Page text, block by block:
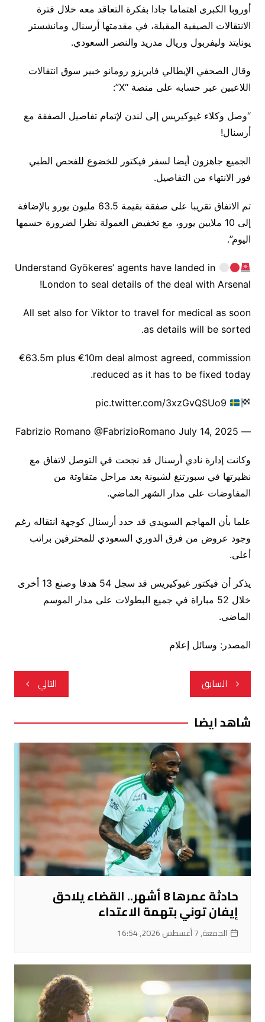
أوروبا الكبرى اهتماما جادا بفكرة التعاقد معه خلال فترة
الانتقالات الصيفية المقبلة، في مقدمتها أرسنال ومانشستر
يونايتد وليفربول وريال مدريد والنصر السعودي.
وقال الصحفي الإيطالي فابريزو رومانو خبير سوق انتقالات
اللاعبين عبر حسابه على منصة “X”:
“وصل وكلاء غيوكيريس إلى لندن لإتمام تفاصيل الصفقة مع
أرسنال!
الجميع جاهزون أيضا لسفر فيكتور للخضوع للفحص الطبي
فور الانتهاء من التفاصيل.
تم الاتفاق تقريبا على صفقة بقيمة 63.5 مليون يورو بالإضافة
إلى 10 ملايين يورو، مع تخفيض العمولة نظرا لضرورة حسمها
اليوم”.
Understand Gyökeres’ agents have landed in
London to seal details of the deal with Arsenal!
All set also for Viktor to travel for medical as soon
as details will be sorted.
€63.5m plus €10m deal almost agreed, commission
reduced as it has to be fixed today.
— Fabrizio Romano @FabrizioRomano July 14, 2025
وكانت إدارة نادي أرسنال قد نجحت في التوصل لاتفاق مع
نظيرتها في سبورتنغ لشبونة بعد مراحل متفاوتة من
المفاوضات على مدار الشهر الماضي.
علما بأن المهاجم السويدي قد حدد أرسنال كوجهة انتقاله رغم
وجود عروض من فرق الدوري السعودي للمحترفين براتب
أعلى.
يذكر أن فيكتور غيوكيريس قد سجل 54 هدفا وصنع 13 أخرى
خلال 52 مباراة في جميع البطولات على مدار الموسم
الماضي.
المصدر: وسائل إعلام
تصفّح
المقالات
السابق التالي
شاهد ايضا
حادثة عمرها 8 أشهر.. القضاء يلاحق
إيفان توني بتهمة الاعتداء
الجمعة, 7 أغسطس 2026, 16:54